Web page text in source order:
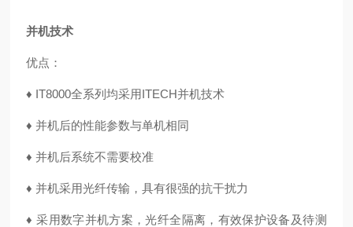
并机技术
优点：
♦ IT8000全系列均采用ITECH并机技术
♦ 并机后的性能参数与单机相同
♦ 并机后系统不需要校准
♦ 并机采用光纤传输，具有很强的抗干扰力
♦ 采用数字并机方案，光纤全隔离，有效保护设备及待测